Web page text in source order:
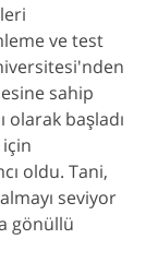
ve test
sahip
olarak başladı
için
oldu. Tani,
seviyor
gönüllü